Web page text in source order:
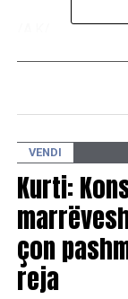
Ditari: Lajmet
1993-1998?
DON'T MISS
Profesori i UBT-
Simpoziumin e
në Austri
VENDI
Kurti:
çon
reja